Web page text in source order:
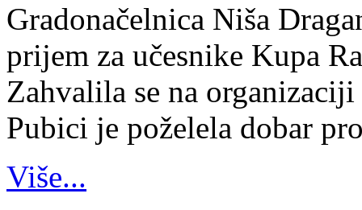
Gradonačelnica Niša
prijem za učesnike Kupa
Zahvalila se na
Pubici je poželela dobar
Više...